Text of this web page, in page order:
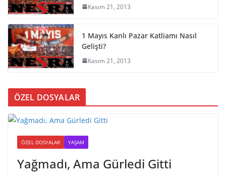
Kasım 21, 2013
1 Mayıs Kanlı Pazar Katliamı Nasıl
Gelişti?
Kasım 21, 2013
ÖZEL DOSYALAR
ÖZEL DOSYALAR YAŞAM
Yağmadı, Ama Gürledi Gitti